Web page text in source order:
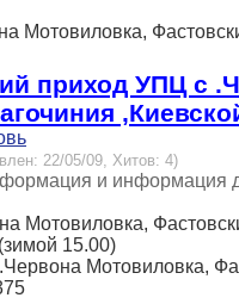
Мотовиловка,
приход УПЦ с
22/05/09, Хитов: 4)
и информация
Мотовиловка,
15.00)
Мотовиловка,